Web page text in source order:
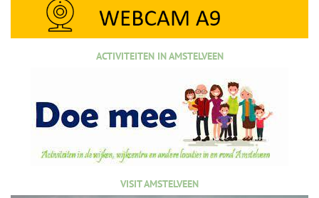
ACTIVITEITEN IN AMSTELVEEN
VISIT AMSTELVEEN